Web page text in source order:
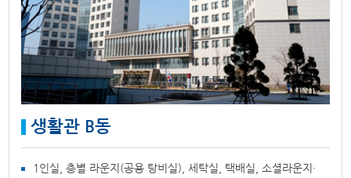
생활관 B동
1인실, 층별 라운지(공용 탕비실), 세탁실, 택배실, 소셜라운지·